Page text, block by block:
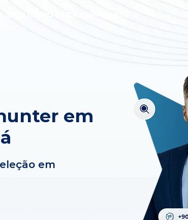
em
em